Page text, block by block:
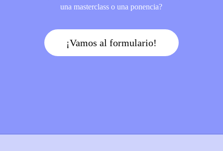
una masterclass o una ponencia?
¡Vamos al formulario!